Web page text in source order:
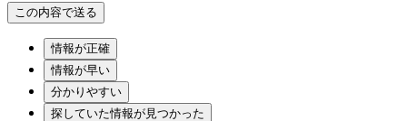
情報が正確
情報が早い
分かりやすい
探していた情報が見つかった